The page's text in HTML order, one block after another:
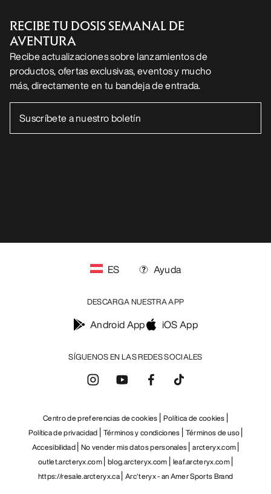
RECIBE TU DOSIS SEMANAL DE
AVENTURA
Recibe actualizaciones sobre lanzamientos de
productos, ofertas exclusivas, eventos y mucho
más, directamente en tu bandeja de entrada.
SÍGUENOS EN LAS REDES SOCIALES
ES Ayuda
DESCARGA NUESTRA APP
Android App iOS App
Centro de preferencias de cookies Política de cookies
Política de privacidad Términos y condiciones Términos de uso
Accesibilidad No vender mis datos personales arcteryx.com
outlet.arcteryx.com blog.arcteryx.com leaf.arcteryx.com
https://resale.arcteryx.ca Arc'teryx - an Amer Sports Brand